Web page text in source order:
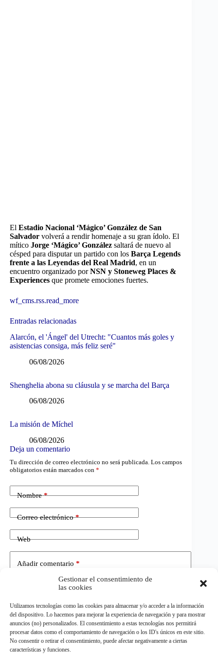
Gestionar el consentimiento de
las cookies
Utilizamos tecnologías como las cookies para almacenar y/o acceder a la información
del dispositivo. Lo hacemos para mejorar la experiencia de navegación y para mostrar
anuncios (no) personalizados. El consentimiento a estas tecnologías nos permitirá
procesar datos como el comportamiento de navegación o los ID's únicos en este sitio.
No consentir o retirar el consentimiento, puede afectar negativamente a ciertas
características y funciones.
El Estadio Nacional ‘Mágico’ González de San
Salvador volverá a rendir homenaje a su gran ídolo. El
mítico Jorge ‘Mágico’ González saltará de nuevo al
césped para disputar un partido con los Barça Legends
frente a las Leyendas del Real Madrid, en un
encuentro organizado porNSN y Stoneweg Places &
Experiences que promete emociones fuertes.
wf_cms.rss.read_more
Entradas relacionadas
Alarcón, el 'Ángel' del Utrecht: "Cuantos más goles y
asistencias consiga, más feliz seré"
06/08/2026
Shenghelia abona su cláusula y se marcha del Barça
06/08/2026
La misión de Míchel
06/08/2026
Deja un comentario
Tu dirección de correo electrónico no será publicada. Los campos
obligatorios están marcados con *
Nombre*
Correo electrónico*
Web
Añadir comentario *
Publicar el comentario